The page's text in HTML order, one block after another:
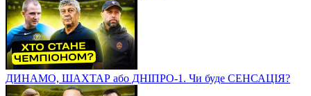
ДИНАМО, ШАХТАР або ДНІПРО-1. Чи буде СЕНСАЦІЯ?